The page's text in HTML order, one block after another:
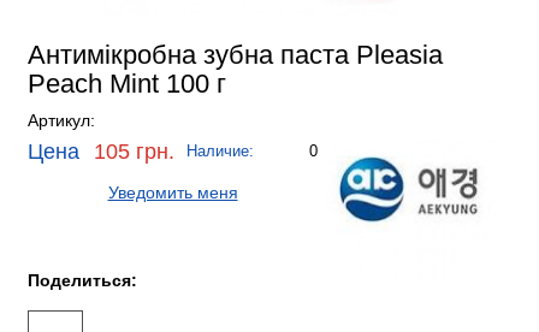
Антимікробна зубна паста Pleasia
Peach Mint 100 г
Артикул:
Цена 105 грн. Наличие: 0
Уведомить меня
Поделиться: